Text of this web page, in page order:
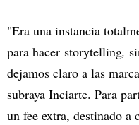
"Era una instancia
para hacer storytelling,
dejamos claro a las
subraya Inciarte. Para
un fee extra, destinado